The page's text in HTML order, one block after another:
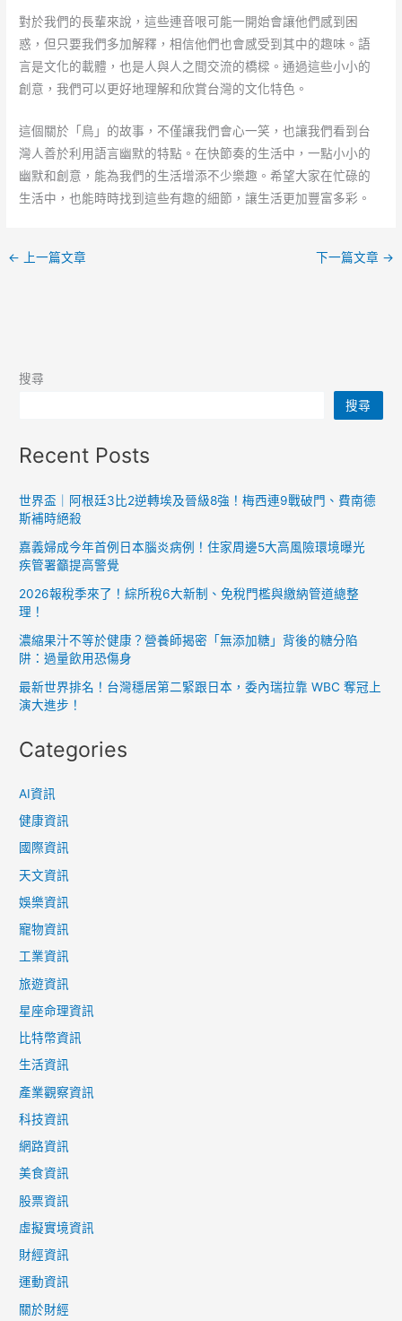
對於我們的長輩來說，這些連音哏可能一開始會讓他們感到困
惑，但只要我們多加解釋，相信他們也會感受到其中的趣味。語
言是文化的載體，也是人與人之間交流的橋樑。通過這些小小的
創意，我們可以更好地理解和欣賞台灣的文化特色。
這個關於「鳥」的故事，不僅讓我們會心一笑，也讓我們看到台
灣人善於利用語言幽默的特點。在快節奏的生活中，一點小小的
幽默和創意，能為我們的生活增添不少樂趣。希望大家在忙碌的
生活中，也能時時找到這些有趣的細節，讓生活更加豐富多彩。
← 上一篇文章 下一篇文章 →
搜尋
搜尋
Recent Posts
世界盃｜阿根廷3比2逆轉埃及晉級8強！梅西連9戰破門、費南德
斯補時絕殺
嘉義婦成今年首例日本腦炎病例！住家周邊5大高風險環境曝光
疾管署籲提高警覺
2026報稅季來了！綜所稅6大新制、免稅門檻與繳納管道總整
理！
濃縮果汁不等於健康？營養師揭密「無添加糖」背後的糖分陷
阱：過量飲用恐傷身
最新世界排名！台灣穩居第二緊跟日本，委內瑞拉靠 WBC 奪冠上
演大進步！
Categories
AI資訊
健康資訊
國際資訊
天文資訊
娛樂資訊
寵物資訊
工業資訊
旅遊資訊
星座命理資訊
比特幣資訊
生活資訊
產業觀察資訊
科技資訊
網路資訊
美食資訊
股票資訊
虛擬實境資訊
財經資訊
運動資訊
關於財經